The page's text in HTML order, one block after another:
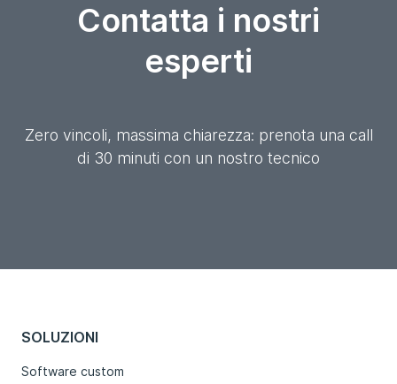
Contatta i nostri
esperti
Zero vincoli, massima chiarezza: prenota una call
di 30 minuti con un nostro tecnico
SOLUZIONI
Software custom